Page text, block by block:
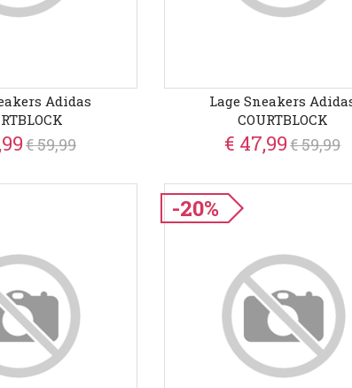
Adidas
€ 59,99
Lage Sneakers
COURTBLOCK
€ 47,99€ 59,99
-20%